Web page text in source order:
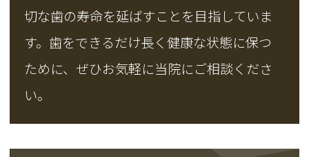
切な歯の寿命を延ばすことを目指していま
す。歯をできるだけ長く健康な状態に保つ
ために、ぜひお気軽に当院にご相談くださ
い。